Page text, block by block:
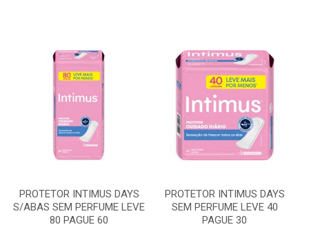
PROTETOR INTIMUS DAYS
S/ABAS SEM PERFUME LEVE
80 PAGUE 60
PROTETOR INTIMUS DAYS
SEM PERFUME LEVE 40
PAGUE 30